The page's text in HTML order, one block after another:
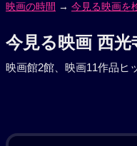
映画の時間 → 今見る映画を
今見る映画 西
映画館2館、映画11作品ヒ